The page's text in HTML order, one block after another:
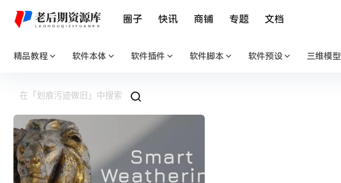
圈子 快讯 商铺 专题 文档
精品教程 软件本体 软件插件 软件脚本 软件预设 三维模型